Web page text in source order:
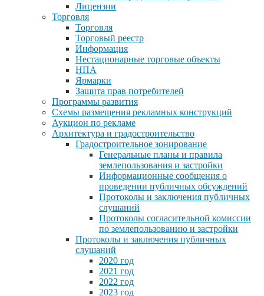
Лицензии
Торговля
Торговля
Торговый реестр
Информация
Нестационарные торговые объекты
НПА
Ярмарки
Защита прав потребителей
Программы развития
Схемы размещения рекламных конструкций
Аукцион по рекламе
Архитектура и градостроительство
Градостроительное зонирование
Генеральные планы и правила
землепользования и застройки
Информационные сообщения о
проведении публичных обсуждений
Протоколы и заключения публичных
слушаний
Протоколы согласительной комиссии
по землепользованию и застройки
Протоколы и заключения публичных
слушаний
2020 год
2021 год
2022 год
2023 год